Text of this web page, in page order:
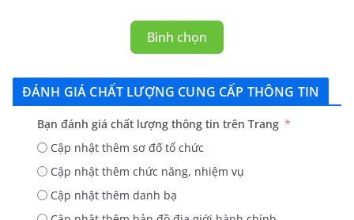
Bình chọn
ĐÁNH GIÁ CHẤT LƯỢNG CUNG CẤP THÔNG TIN
Bạn đánh giá chất lượng thông tin trên Trang
Cập nhật thêm sơ đố tổ chức
Cập nhật thêm chức năng, nhiệm vụ
Cập nhật thêm danh bạ